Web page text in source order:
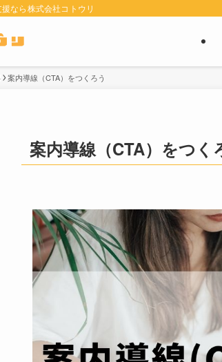
なら株式会社コトウリ
案内導線（CTA）をつくろう
案内導線（CTA）をつく